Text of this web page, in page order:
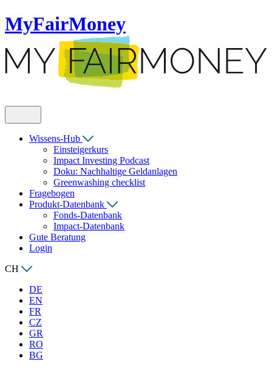
MyFairMoney
Wissens-Hub
Einsteigerkurs
Impact Investing Podcast
Doku: Nachhaltige Geldanlagen
Greenwashing checklist
Fragebogen
Produkt-Datenbank
Fonds-Datenbank
Impact-Datenbank
Gute Beratung
Login
CH
DE
EN
FR
CZ
GR
RO
BG